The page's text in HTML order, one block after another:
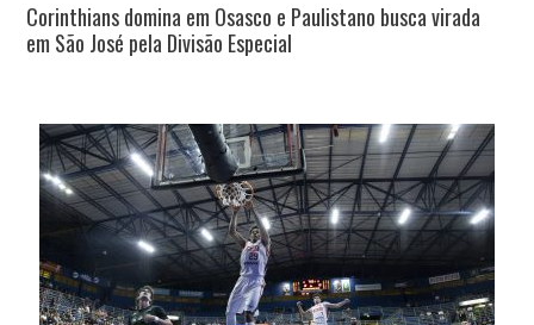
Corinthians domina em Osasco e Paulistano busca virada
em São José pela Divisão Especial